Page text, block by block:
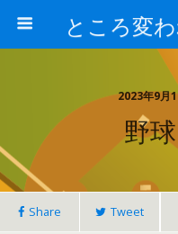
2023年9月
野
Share Tweet